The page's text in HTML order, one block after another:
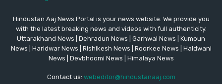
Hindustan Aaj News Portal is your news website. We provide you
with the latest breaking news and videos with full authenticity.
Uttarakhand News | Dehradun News | Garhwal News | Kumoun
News | Haridwar News | Rishikesh News | Roorkee News | Haldwani
News | Devbhoomi News | Himalaya News
Contact us: webeditor@hindustanaaj.com